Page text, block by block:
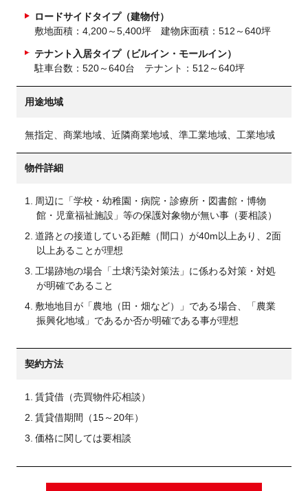
ロードサイドタイプ（建物付）
敷地面積：4,200～5,400坪 建物床面積：512～640坪
テナント入居タイプ（ビルイン・モールイン）
駐車台数：520～640台 テナント：512～640坪
用途地域
無指定、商業地域、近隣商業地域、準工業地域、工業地域
物件詳細
周辺に「学校・幼稚園・病院・診療所・図書館・博物
館・児童福祉施設」等の保護対象物が無い事（要相談）
道路との接道している距離（間口）が40m以上あり、2面
以上あることが理想
工場跡地の場合「土壌汚染対策法」に係わる対策・対処
が明確であること
敷地地目が「農地（田・畑など）」である場合、「農業
振興化地域」であるか否か明確である事が理想
契約方法
賃貸借（売買物件応相談）
賃貸借期間（15～20年）
価格に関しては要相談